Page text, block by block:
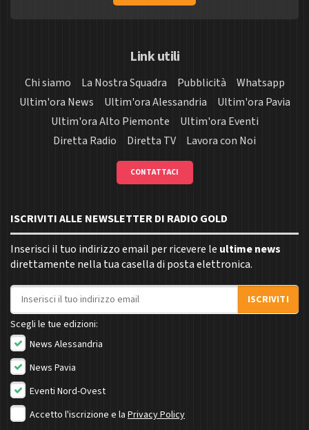
Link utili
Chi siamo La Nostra Squadra Pubblicità
Whatsapp
Ultim'ora News
Ultim'ora Alessandria
Ultim'ora Pavia
Ultim'ora Alto Piemonte
Ultim'ora Eventi
Diretta Radio
Diretta TV Lavora con Noi
CONTATTACI
ISCRIVITI ALLE NEWSLETTER DI RADIO GOLD
Inserisci il tuo indirizzo email per ricevere le ultime news
direttamente nella tua casella di posta elettronica.
Indirizzo email
ISCRIVITI
Scegli le tue edizioni:
News Alessandria
News Pavia
Eventi Nord-Ovest
Accetto l'iscrizione e la Privacy Policy